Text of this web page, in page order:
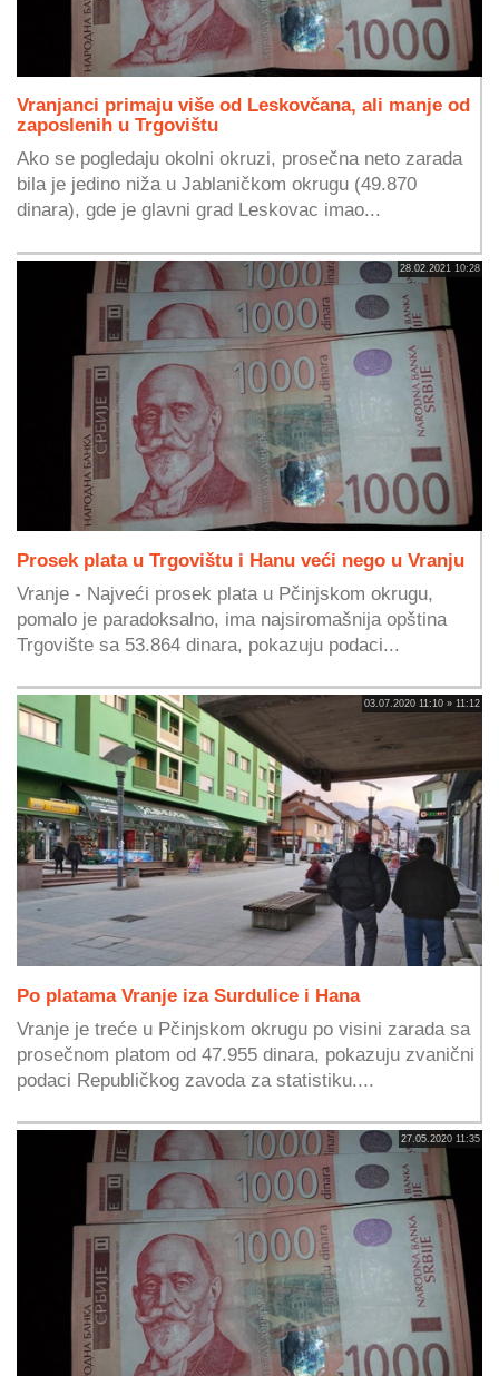
Vranjanci primaju više od Leskovčana, ali manje od
zaposlenih u Trgovištu
Ako se pogledaju okolni okruzi, prosečna neto zarada
bila je jedino niža u Jablaničkom okrugu (49.870
dinara), gde je glavni grad Leskovac imao...
28.02.2021 10:28
Prosek plata u Trgovištu i Hanu veći nego u Vranju
Vranje - Najveći prosek plata u Pčinjskom okrugu,
pomalo je paradoksalno, ima najsiromašnija opština
Trgovište sa 53.864 dinara, pokazuju podaci...
03.07.2020 11:10 » 11:12
Po platama Vranje iza Surdulice i Hana
Vranje je treće u Pčinjskom okrugu po visini zarada sa
prosečnom platom od 47.955 dinara, pokazuju zvanični
podaci Republičkog zavoda za statistiku....
27.05.2020 11:35